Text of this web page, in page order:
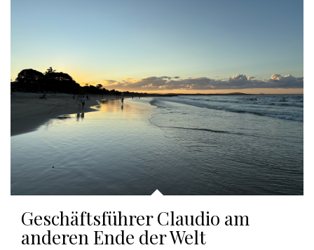
Geschäftsführer Claudio am
anderen Ende der Welt